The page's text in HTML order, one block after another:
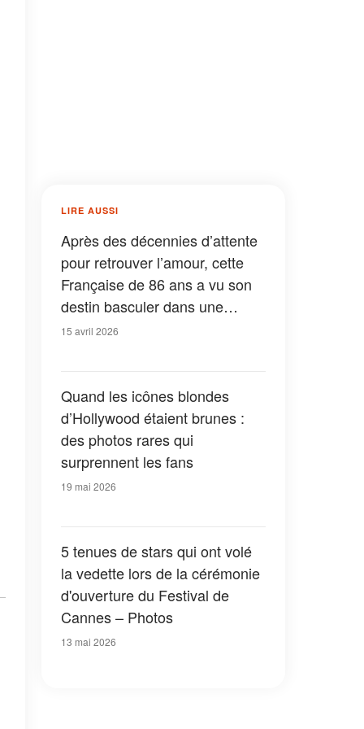
LIRE AUSSI
Après des décennies d’attente
pour retrouver l’amour, cette
Française de 86 ans a vu son
destin basculer dans une
affaire inattendue
15 avril 2026
Quand les icônes blondes
d’Hollywood étaient brunes :
des photos rares qui
surprennent les fans
19 mai 2026
5 tenues de stars qui ont volé
la vedette lors de la cérémonie
d'ouverture du Festival de
Cannes – Photos
13 mai 2026